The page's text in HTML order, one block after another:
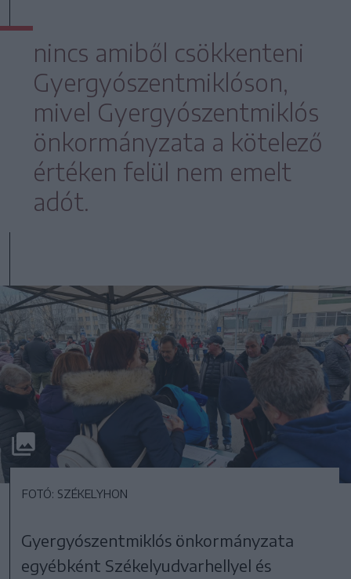
nincs amiből csökkenteni
Gyergyószentmiklóson,
mivel Gyergyószentmiklós
önkormányzata a kötelező
értéken felül nem emelt
adót.
FOTÓ: SZÉKELYHON
Gyergyószentmiklós önkormányzata
egyébként Székelyudvarhellyel és